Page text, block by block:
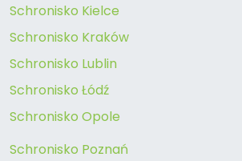
Schronisko Kielce
Schronisko Kraków
Schronisko Lublin
Schronisko Łódź
Schronisko Opole
Schronisko Poznań